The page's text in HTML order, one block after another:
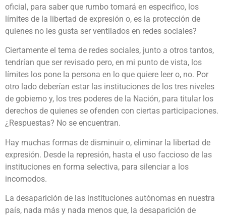
oficial, para saber que rumbo tomará en especifico, los
límites de la libertad de expresión o, es la protección de
quienes no les gusta ser ventilados en redes sociales?
Ciertamente el tema de redes sociales, junto a otros tantos,
tendrían que ser revisado pero, en mi punto de vista, los
límites los pone la persona en lo que quiere leer o, no. Por
otro lado deberían estar las instituciones de los tres niveles
de gobierno y, los tres poderes de la Nación, para titular los
derechos de quienes se ofenden con ciertas participaciones.
¿Respuestas? No se encuentran.
Hay muchas formas de disminuir o, eliminar la libertad de
expresión. Desde la represión, hasta el uso faccioso de las
instituciones en forma selectiva, para silenciar a los
incomodos.
La desaparición de las instituciones autónomas en nuestra
país, nada más y nada menos que, la desaparición de